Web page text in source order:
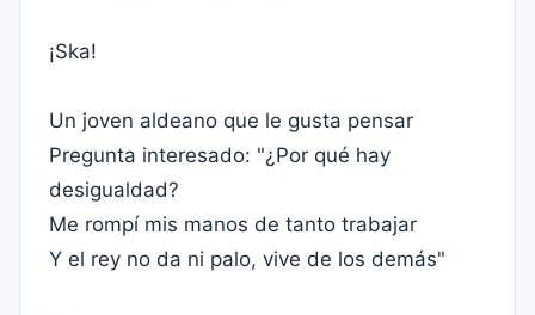
¡Ska!
Un joven aldeano que le gusta pensar
Pregunta interesado: "¿Por qué hay
desigualdad?
Me rompí mis manos de tanto trabajar
Y el rey no da ni palo, vive de los demás"